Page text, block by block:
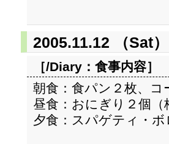
2005.11.12 （Sat）
［/Diary： 食事内容］
朝食：食パン２枚、
昼食：おにぎり２個（
夕食：スパゲティ・